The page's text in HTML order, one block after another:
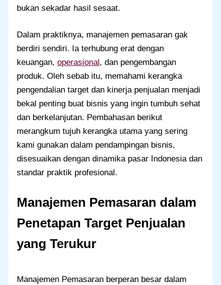
bukan sekadar hasil sesaat.
Dalam praktiknya, manajemen pemasaran gak
berdiri sendiri. Ia terhubung erat dengan
keuangan,operasional, dan pengembangan
produk. Oleh sebab itu, memahami kerangka
pengendalian target dan kinerja penjualan menjadi
bekal penting buat bisnis yang ingin tumbuh sehat
dan berkelanjutan. Pembahasan berikut
merangkum tujuh kerangka utama yang sering
kami gunakan dalam pendampingan bisnis,
disesuaikan dengan dinamika pasar Indonesia dan
standar praktik profesional.
Manajemen Pemasaran dalam
Penetapan Target Penjualan
yang Terukur
Manajemen Pemasaran berperan besar dalam